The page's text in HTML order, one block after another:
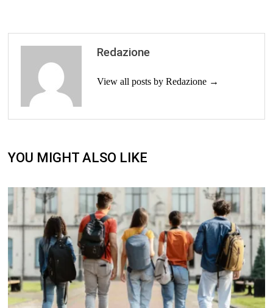
Redazione
View all posts by Redazione →
YOU MIGHT ALSO LIKE